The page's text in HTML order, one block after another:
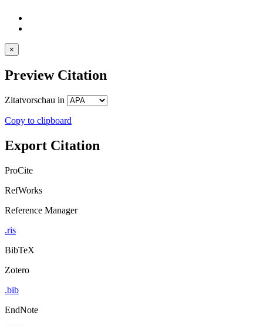
×
Preview Citation
Zitatvorschau in
Copy to clipboard
Export Citation
ProCite
RefWorks
Reference Manager
.ris
BibTeX
Zotero
.bib
EndNote